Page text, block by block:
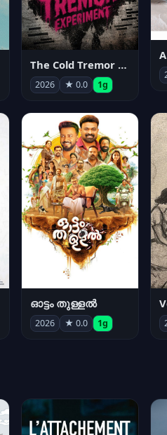
The Cold Tremor Experiment
2026 ★ 0.0 1g
ഓട്ടം തുള്ളൽ
2026 ★ 0.0 1g